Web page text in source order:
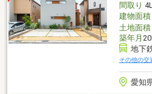
間取り
建物面積
土地面積
築年月
地下
その他の交
愛知